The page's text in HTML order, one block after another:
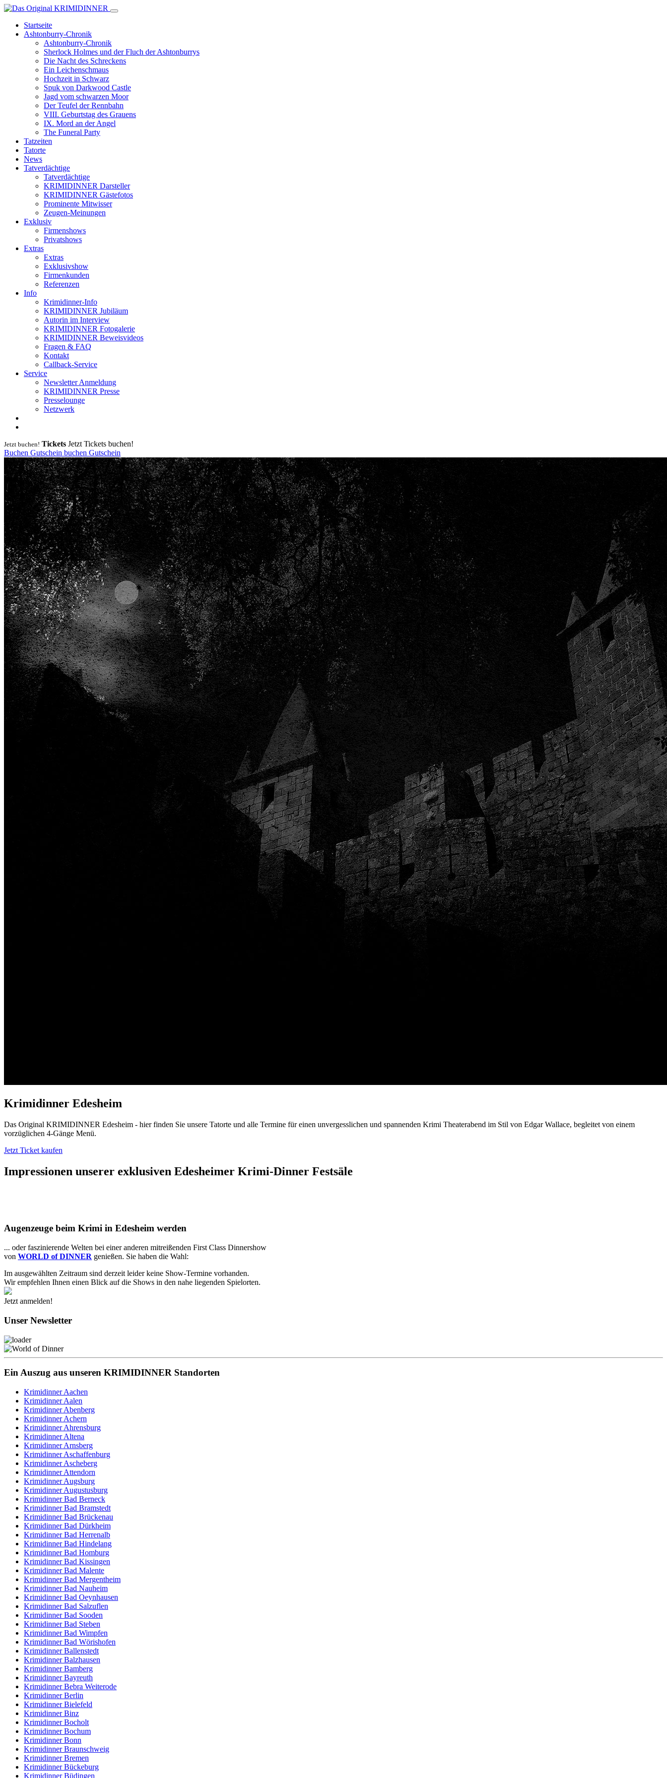
Startseite
Ashtonburry-Chronik
Ashtonburry-Chronik
Sherlock Holmes und der Fluch der Ashtonburrys
Die Nacht des Schreckens
Ein Leichenschmaus
Hochzeit in Schwarz
Spuk von Darkwood Castle
Jagd vom schwarzen Moor
Der Teufel der Rennbahn
VIII. Geburtstag des Grauens
IX. Mord an der Angel
The Funeral Party
Tatzeiten
Tatorte
News
Tatverdächtige
Tatverdächtige
KRIMIDINNER Darsteller
KRIMIDINNER Gästefotos
Prominente Mitwisser
Zeugen-Meinungen
Exklusiv
Firmenshows
Privatshows
Extras
Extras
Exklusivshow
Firmenkunden
Referenzen
Info
Krimidinner-Info
KRIMIDINNER Jubiläum
Autorin im Interview
KRIMIDINNER Fotogalerie
KRIMIDINNER Beweisvideos
Fragen & FAQ
Kontakt
Callback-Service
Service
Newsletter Anmeldung
KRIMIDINNER Presse
Presselounge
Netzwerk
Jetzt buchen! Tickets Jetzt Tickets buchen!
Buchen Gutschein buchen Gutschein
Krimidinner Edesheim
Das Original KRIMIDINNER Edesheim - hier finden Sie unsere Tatorte und alle Termine für einen unvergesslichen und spannenden Krimi Theaterabend im Stil von Edgar Wallace, begleitet von einem
vorzüglichen 4-Gänge Menü.
Jetzt Ticket kaufen
Impressionen unserer exklusiven Edesheimer Krimi-Dinner Festsäle
Augenzeuge beim Krimi in Edesheim werden
... oder faszinierende Welten bei einer anderen mitreißenden First Class Dinnershow
von WORLD of DINNER genießen. Sie haben die Wahl:
Im ausgewählten Zeitraum sind derzeit leider keine Show-Termine vorhanden.
Wir empfehlen Ihnen einen Blick auf die Shows in den nahe liegenden Spielorten.
Jetzt anmelden!
Unser Newsletter
Ein Auszug aus unseren KRIMIDINNER Standorten
Krimidinner Aachen
Krimidinner Aalen
Krimidinner Abenberg
Krimidinner Achern
Krimidinner Ahrensburg
Krimidinner Altena
Krimidinner Arnsberg
Krimidinner Aschaffenburg
Krimidinner Ascheberg
Krimidinner Attendorn
Krimidinner Augsburg
Krimidinner Augustusburg
Krimidinner Bad Berneck
Krimidinner Bad Bramstedt
Krimidinner Bad Brückenau
Krimidinner Bad Dürkheim
Krimidinner Bad Herrenalb
Krimidinner Bad Hindelang
Krimidinner Bad Homburg
Krimidinner Bad Kissingen
Krimidinner Bad Malente
Krimidinner Bad Mergentheim
Krimidinner Bad Nauheim
Krimidinner Bad Oeynhausen
Krimidinner Bad Salzuflen
Krimidinner Bad Sooden
Krimidinner Bad Steben
Krimidinner Bad Wimpfen
Krimidinner Bad Wörishofen
Krimidinner Ballenstedt
Krimidinner Balzhausen
Krimidinner Bamberg
Krimidinner Bayreuth
Krimidinner Bebra Weiterode
Krimidinner Berlin
Krimidinner Bielefeld
Krimidinner Binz
Krimidinner Bocholt
Krimidinner Bochum
Krimidinner Bonn
Krimidinner Braunschweig
Krimidinner Bremen
Krimidinner Bückeburg
Krimidinner Büdingen